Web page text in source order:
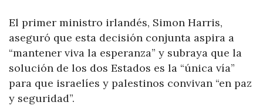
El primer ministro irlandés, Simon Harris,
aseguró que esta decisión conjunta aspira a
“mantener viva la esperanza” y subraya que la
solución de los dos Estados es la “única vía”
para que israelíes y palestinos convivan “en paz
y seguridad”.